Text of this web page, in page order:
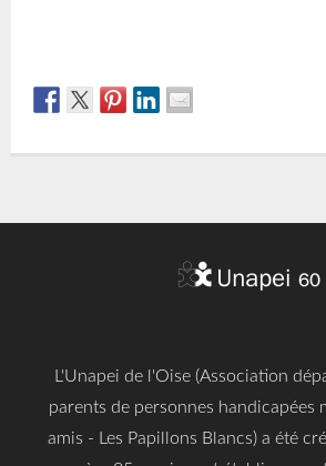
L'Unapei de l'Oise (Association
parents de personnes handicapées
amis - Les Papillons Blancs) a été